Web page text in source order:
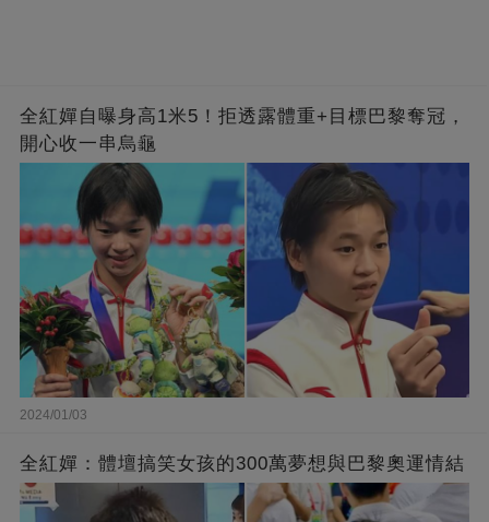
全紅嬋自曝身高1米5！拒透露體重+目標巴黎奪冠，
開心收一串烏龜
2024/01/03
全紅嬋：體壇搞笑女孩的300萬夢想與巴黎奧運情結